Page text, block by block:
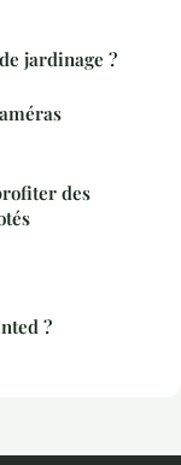
jardinage ?
des
?